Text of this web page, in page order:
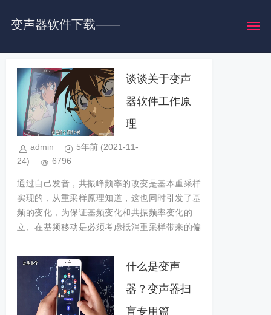
变声器软件下载——
就选松鼠变声器官网
谈谈关于变声
器软件工作原
理
admin 5年前 (2021-11-
24)
6796
通过自己发音，共振峰频率的改变是基本重采样
实现的，从重采样原理知道，这也同时引发了基
频的变化，为保证基频变化和共振频率变化的独
立、在基频移动是必须考虑抵消重采样带来的偏
移，理论上只要基频检测足够精...
什么是变声
器？变声器扫
盲专用篇